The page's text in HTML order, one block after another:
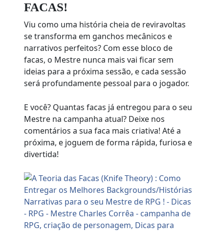
FACAS!
Viu como uma história cheia de reviravoltas
se transforma em ganchos mecânicos e
narrativos perfeitos? Com esse bloco de
facas, o Mestre nunca mais vai ficar sem
ideias para a próxima sessão, e cada sessão
será profundamente pessoal para o jogador.
E você? Quantas facas já entregou para o seu
Mestre na campanha atual? Deixe nos
comentários a sua faca mais criativa! Até a
próxima, e joguem de forma rápida, furiosa e
divertida!